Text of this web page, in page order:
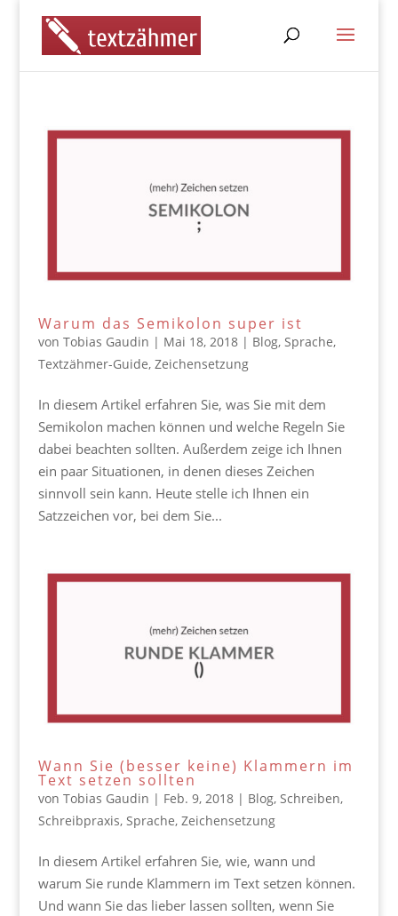
Warum das Semikolon super ist
von Tobias Gaudin | Mai 18, 2018| Blog, Sprache,
Textzähmer-Guide, Zeichensetzung
In diesem Artikel erfahren Sie, was Sie mit dem
Semikolon machen können und welche Regeln Sie
dabei beachten sollten. Außerdem zeige ich Ihnen
ein paar Situationen, in denen dieses Zeichen
sinnvoll sein kann. Heute stelle ich Ihnen ein
Satzzeichen vor, bei dem Sie...
Wann Sie (besser keine) Klammern im
Text setzen sollten
von Tobias Gaudin | Feb. 9, 2018| Blog, Schreiben,
Schreibpraxis, Sprache, Zeichensetzung
In diesem Artikel erfahren Sie, wie, wann und
warum Sie runde Klammern im Text setzen können.
Und wann Sie das lieber lassen sollten, wenn Sie